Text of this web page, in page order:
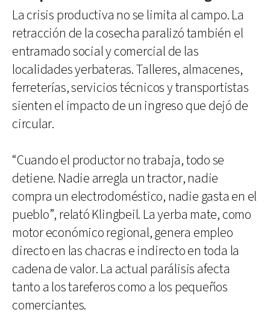
La crisis productiva no se limita al campo. La
retracción de la cosecha paralizó también el
entramado social y comercial de las
localidades yerbateras. Talleres, almacenes,
ferreterías, servicios técnicos y transportistas
sienten el impacto de un ingreso que dejó de
circular.
“Cuando el productor no trabaja, todo se
detiene. Nadie arregla un tractor, nadie
compra un electrodoméstico, nadie gasta en el
pueblo”, relató Klingbeil. La yerba mate, como
motor económico regional, genera empleo
directo en las chacras e indirecto en toda la
cadena de valor. La actual parálisis afecta
tanto a los tareferos como a los pequeños
comerciantes.